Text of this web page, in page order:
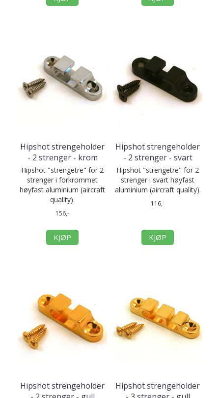
Hipshot strengeholder
- 2 strenger - krom
Hipshot "strengetre" for 2
strenger i forkrommet
høyfast aluminium (aircraft
quality).
156,-
KJØP
Hipshot strengeholder
- 2 strenger - svart
Hipshot "strengetre" for 2
strenger i svart høyfast
aluminium (aircraft quality).
116,-
KJØP
Hipshot strengeholder
Hipshot strengeholder